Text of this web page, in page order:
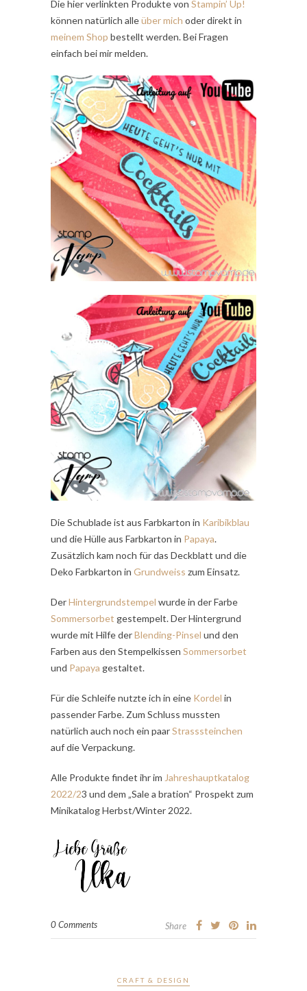
Die hier verlinkten Produkte von Stampin’ Up!
können natürlich alleüber mich oder direkt in
meinem Shop bestellt werden. Bei Fragen
einfach bei mir melden.
Die Schublade ist aus Farbkarton in Karibikblau
und die Hülle aus Farbkarton in Papaya.
Zusätzlich kam noch für das Deckblatt und die
Deko Farbkarton in Grundweiss zum Einsatz.
DerHintergrundstempel wurde in der Farbe
Sommersorbet gestempelt. Der Hintergrund
wurde mit Hilfe derBlending-Pinsel und den
Farben aus den Stempelkissen Sommersorbet
und Papaya gestaltet.
Für die Schleife nutzte ich in eine Kordel in
passender Farbe. Zum Schluss mussten
natürlich auch noch ein paarStrasssteinchen
auf die Verpackung.
Alle Produkte findet ihr im Jahreshauptkatalog
2022/23 und dem „Sale a bration“ Prospekt zum
Minikatalog Herbst/Winter 2022.
0 Comments Share
CRAFT & DESIGN